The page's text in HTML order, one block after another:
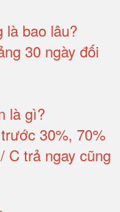
là bao lâu?
30 ngày đối
là gì?
30%, 70%
C trả ngay cũng